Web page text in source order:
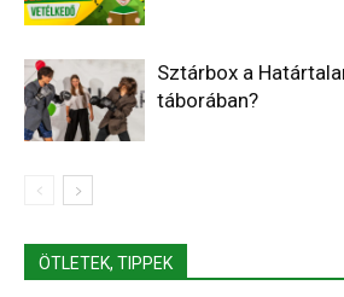
Sztárbox a
táborában?
ÖTLETEK, TIPPEK